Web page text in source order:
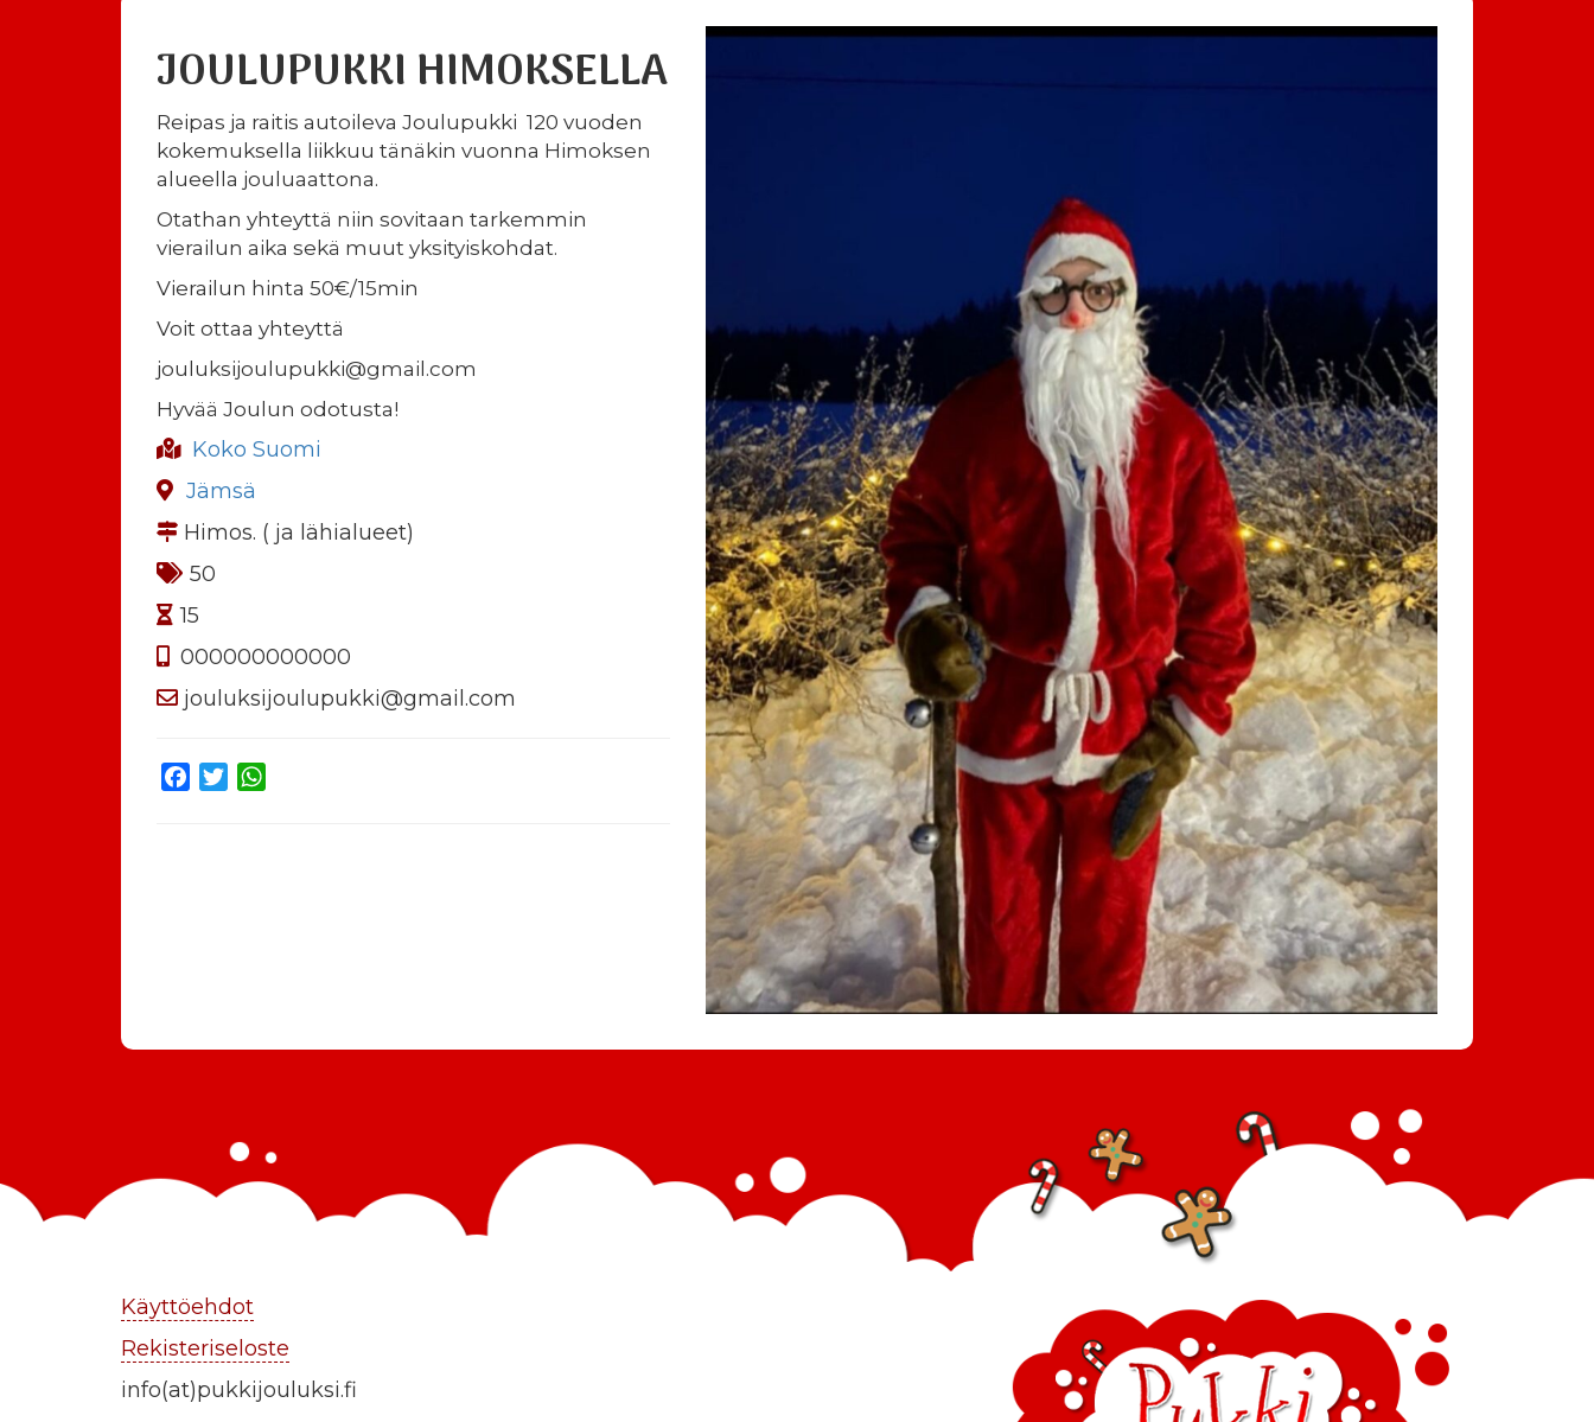
JOULUPUKKI HIMOKSELLA
Reipas ja raitis autoileva Joulupukki 120 vuoden
kokemuksella liikkuu tänäkin vuonna Himoksen
alueella jouluaattona.
Otathan yhteyttä niin sovitaan tarkemmin
vierailun aika sekä muut yksityiskohdat.
Vierailun hinta 50€/15min
Voit ottaa yhteyttä
jouluksijoulupukki@gmail.com
Hyvää Joulun odotusta!
Koko Suomi
Jämsä
Himos. ( ja lähialueet)
50
15
000000000000
jouluksijoulupukki@gmail.com
Facebook
Twitter
Käyttöehdot
Rekisteriseloste
info(at)pukkijouluksi.fi